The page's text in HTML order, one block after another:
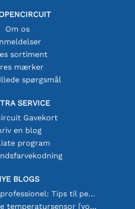
Om os
sortiment
mærker
spørgsmål
SERVICE
Gavekort
en blog
program
BLOGS
Lodning som en professionel: Tips til perfekte elektroniske forbindelser
Valg af den rigtige temperatursensor [youtube]